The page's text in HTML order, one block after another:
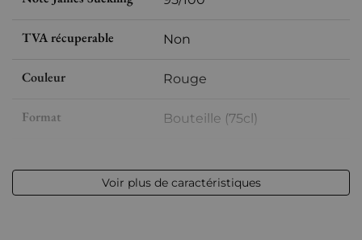
TVA récuperable Non
Couleur Rouge
Format Bouteille (75cl)
Volume 12,50 % vol - 75 cl
Voir plus de caractéristiques